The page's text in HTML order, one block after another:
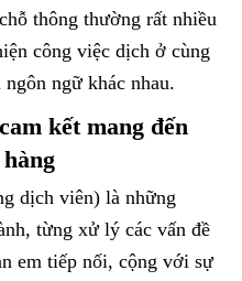
thông thường rất nhiều
công việc dịch ở cùng
ngữ khác nhau.
cam kết mang đến
dịch viên) là những
từng xử lý các vấn đề
em tiếp nối, cộng với sự